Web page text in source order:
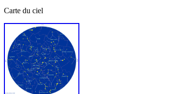
Carte du ciel